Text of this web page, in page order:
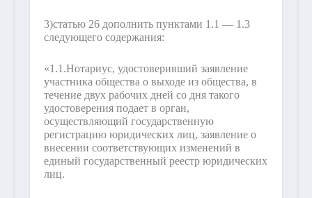
3)статью 26 дополнить пунктами 1.1 — 1.3
следующего содержания:
«1.1.Нотариус, удостоверивший заявление
участника общества о выходе из общества, в
течение двух рабочих дней со дня такого
удостоверения подает в орган,
осуществляющий государственную
регистрацию юридических лиц, заявление о
внесении соответствующих изменений в
единый государственный реестр юридических
лиц.